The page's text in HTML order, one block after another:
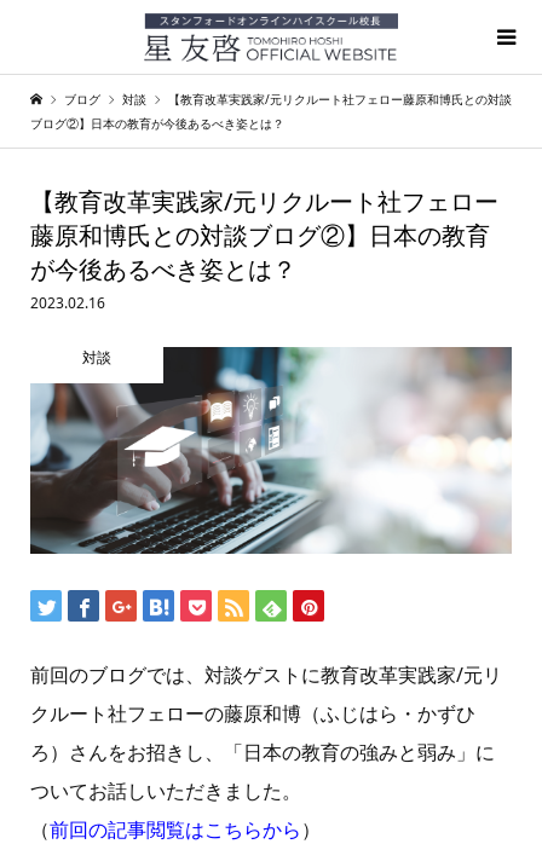
ブログ 対談
【教育改革実践家/元リクルート社フェロー藤原和博氏との対談
ブログ②】日本の教育が今後あるべき姿とは？
【教育改革実践家/元リクルート社フェロー
藤原和博氏との対談ブログ②】日本の教育
が今後あるべき姿とは？
2023.02.16
対談
前回のブログでは、対談ゲストに教育改革実践家/元リ
クルート社フェローの藤原和博（ふじはら・かずひ
ろ）さんをお招きし、「日本の教育の強みと弱み」に
ついてお話しいただきました。
（前回の記事閲覧はこちらから）